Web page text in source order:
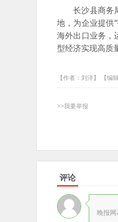
长沙县商务
地，为企业提供
海外出口业务，
型经济实现高质
【作者：刘洋】 【编
>>我要举报
评论
晚报网